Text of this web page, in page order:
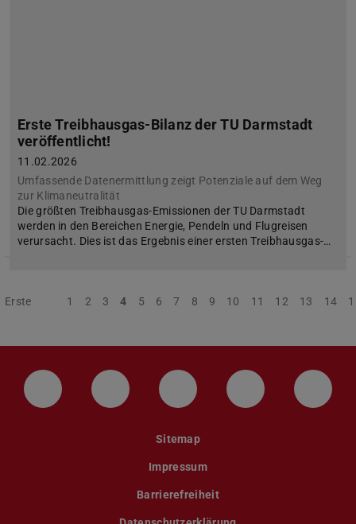
Erste Treibhausgas-Bilanz der TU Darmstadt
veröffentlicht!
11.02.2026
Umfassende Datenermittlung zeigt Potenziale auf dem Weg
zur Klimaneutralität
Die größten Treibhausgas-Emissionen der TU Darmstadt
werden in den Bereichen Energie, Pendeln und Flugreisen
verursacht. Dies ist das Ergebnis einer ersten Treibhausgas-…
Erste Vorherige
1 2 3 4 5 6 7 8 9 10 11 12 13 14
LinkedIn-Seite der TU Darmstadt
Instagram-Kanal der TU
Bluesky-Kanal der TU
Facebook-
Sitemap
Impressum
Barrierefreiheit